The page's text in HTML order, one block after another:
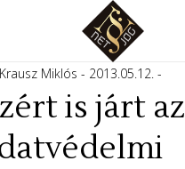
Miklós 2013.05.12.
is járt az